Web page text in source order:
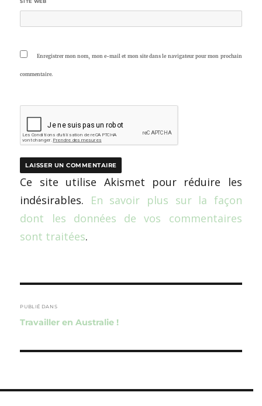
SITE WEB
Enregistrer mon nom, mon e-mail et mon site dans le navigateur pour mon prochain
commentaire.
Ce site utilise Akismet pour réduire les
indésirables. En savoir plus sur la façon
dont les données de vos commentaires
sont traitées.
de
l’article
PUBLIÉ DANS
Travailler en Australie !